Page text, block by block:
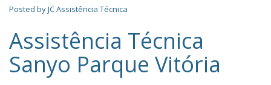
Posted byJC Assistência Técnica
Assistência Técnica
Sanyo Parque Vitória